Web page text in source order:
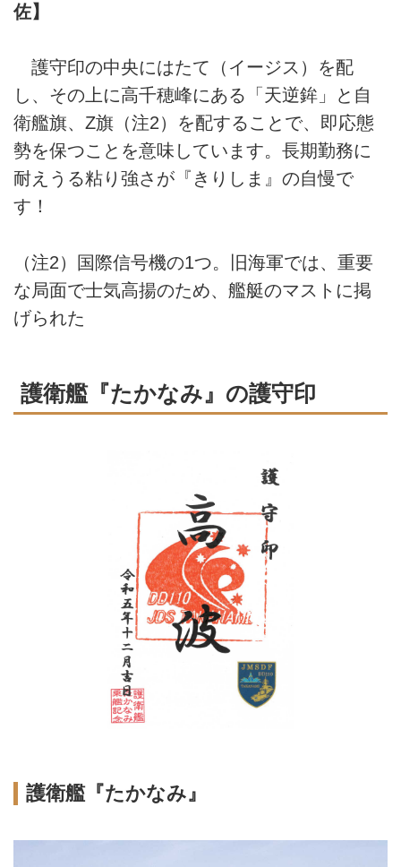
佐】
護守印の中央にはたて（イージス）を配
し、その上に高千穂峰にある「天逆鉾」と自
衛艦旗、Z旗（注2）を配することで、即応態
勢を保つことを意味しています。長期勤務に
耐えうる粘り強さが『きりしま』の自慢で
す！
（注2）国際信号機の1つ。旧海軍では、重要
な局面で士気高揚のため、艦艇のマストに掲
げられた
護衛艦『たかなみ』の護守印
護衛艦『たかなみ』